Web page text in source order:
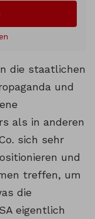
die staatlichen
und
als in anderen
sich sehr
und
treffen, um
die
eigentlich